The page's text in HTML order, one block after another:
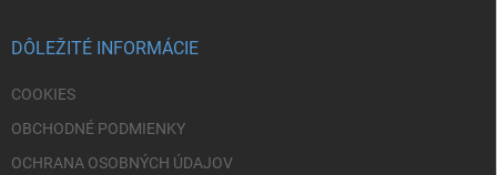
DÔLEŽITÉ INFORMÁCIE
COOKIES
OBCHODNÉ PODMIENKY
OCHRANA OSOBNÝCH ÚDAJOV